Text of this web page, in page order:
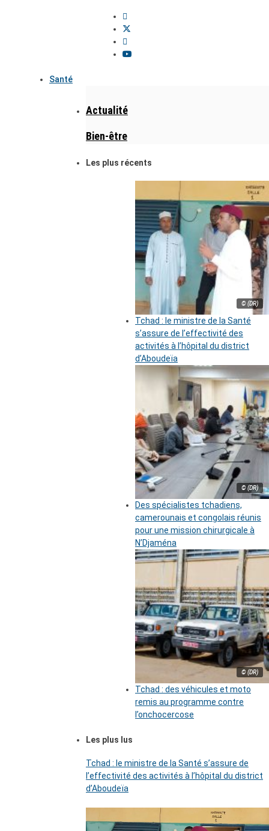
Santé
Actualité
Bien-être
Les plus récents
© (DR)
Tchad : le ministre de la Santé
s’assure de l’effectivité des
activités à l’hôpital du district
d’Aboudeïa
© (DR)
Des spécialistes tchadiens,
camerounais et congolais réunis
pour une mission chirurgicale à
N’Djaména
© (DR)
Tchad : des véhicules et moto
remis au programme contre
l’onchocercose
Les plus lus
Tchad : le ministre de la Santé s’assure de
l’effectivité des activités à l’hôpital du district
d’Aboudeïa